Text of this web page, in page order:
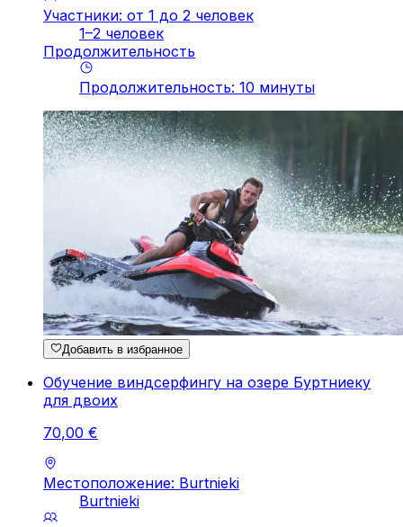
Участники: от 1 до 2 человек
1–2 человек
Продолжительность
Продолжительность: 10 минуты
Добавить в избранное
Обучение виндсерфингу на озере Буртниеку
для двоих
70,00 €
Местоположение: Burtnieki
Burtnieki